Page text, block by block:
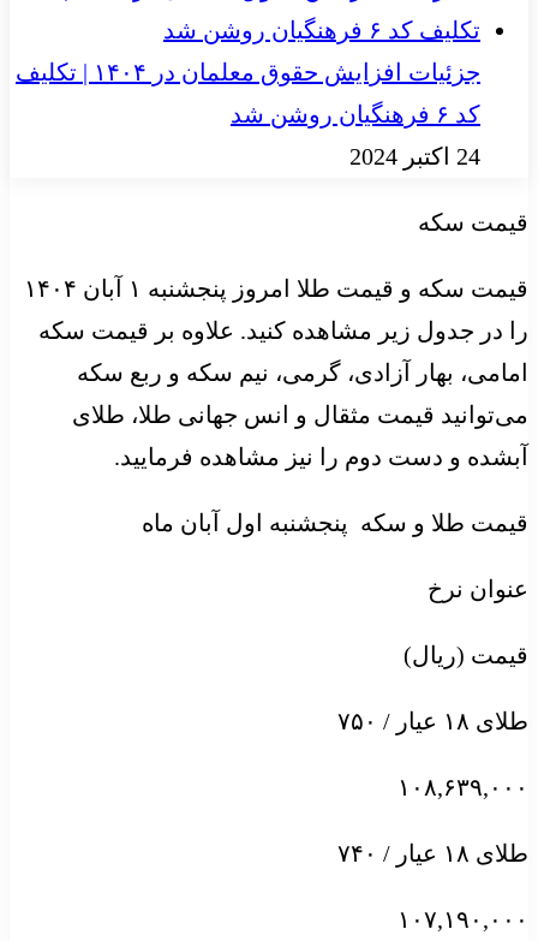
جزئیات افزایش حقوق معلمان در ۱۴۰۴ | تکلیف
کد ۶ فرهنگیان روشن شد
24 اکتبر 2024
قیمت سکه
قیمت سکه و قیمت طلا امروز پنجشنبه ۱ آبان ۱۴۰۴
را در جدول زیر مشاهده کنید. علاوه بر قیمت سکه
امامی، بهار آزادی، گرمی، نیم سکه و ربع سکه
می‌توانید قیمت مثقال و انس جهانی طلا، طلای
آبشده و دست دوم را نیز مشاهده فرمایید.
قیمت طلا و سکه پنجشنبه اول آبان ماه
عنوان نرخ
قیمت (ریال)
طلای ۱۸ عیار / ۷۵۰
۱۰۸,۶۳۹,۰۰۰
طلای ۱۸ عیار / ۷۴۰
۱۰۷,۱۹۰,۰۰۰